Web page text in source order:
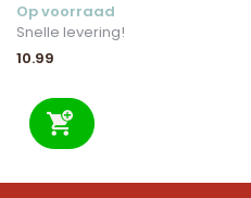
Op voorraad
Snelle levering!
10.99